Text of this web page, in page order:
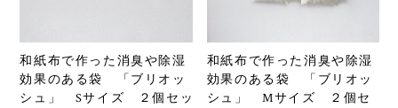
和紙布で作った消臭や除湿
効果のある袋 「ブリオッ
シュ」 Sサイズ ２個セッ
和紙布で作った消臭や除湿
効果のある袋 「ブリオッ
シュ」 Mサイズ ２個セ